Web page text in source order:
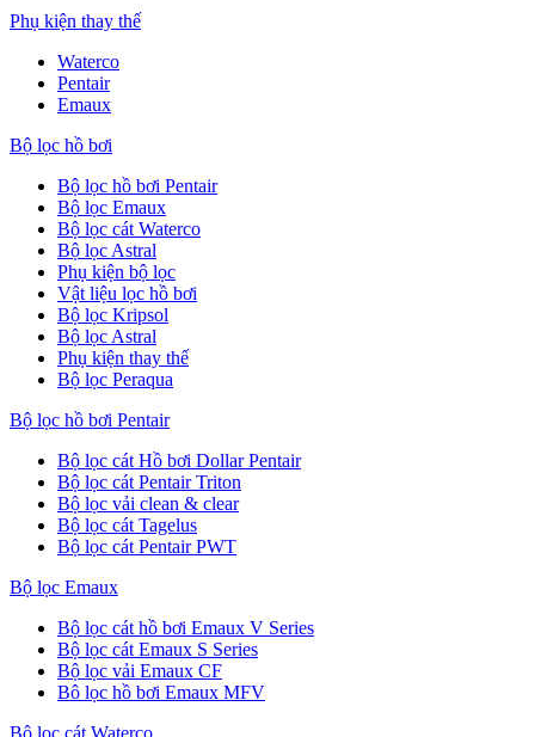
Phụ kiện thay thế
Waterco
Pentair
Emaux
Bộ lọc hồ bơi
Bộ lọc hồ bơi Pentair
Bộ lọc Emaux
Bộ lọc cát Waterco
Bộ lọc Astral
Phụ kiện bộ lọc
Vật liệu lọc hồ bơi
Bộ lọc Kripsol
Bộ lọc Astral
Phụ kiện thay thế
Bộ lọc Peraqua
Bộ lọc hồ bơi Pentair
Bộ lọc cát Hồ bơi Dollar Pentair
Bộ lọc cát Pentair Triton
Bộ lọc vải clean & clear
Bộ lọc cát Tagelus
Bộ lọc cát Pentair PWT
Bộ lọc Emaux
Bộ lọc cát hồ bơi Emaux V Series
Bộ lọc cát Emaux S Series
Bộ lọc vải Emaux CF
Bô lọc hồ bơi Emaux MFV
Bộ lọc cát Waterco